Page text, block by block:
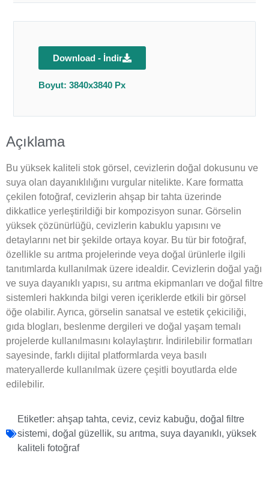
Download - İndir
Boyut: 3840x3840 Px
Açıklama
Bu yüksek kaliteli stok görsel, cevizlerin doğal dokusunu ve
suya olan dayanıklılığını vurgular nitelikte. Kare formatta
çekilen fotoğraf, cevizlerin ahşap bir tahta üzerinde
dikkatlice yerleştirildiği bir kompozisyon sunar. Görselin
yüksek çözünürlüğü, cevizlerin kabuklu yapısını ve
detaylarını net bir şekilde ortaya koyar. Bu tür bir fotoğraf,
özellikle su arıtma projelerinde veya doğal ürünlerle ilgili
tanıtımlarda kullanılmak üzere idealdir. Cevizlerin doğal yağı
ve suya dayanıklı yapısı, su arıtma ekipmanları ve doğal filtre
sistemleri hakkında bilgi veren içeriklerde etkili bir görsel
öğe olabilir. Ayrıca, görselin sanatsal ve estetik çekiciliği,
gıda blogları, beslenme dergileri ve doğal yaşam temalı
projelerde kullanılmasını kolaylaştırır. İndirilebilir formatları
sayesinde, farklı dijital platformlarda veya basılı
materyallerde kullanılmak üzere çeşitli boyutlarda elde
edilebilir.
Etiketler: ahşap tahta, ceviz, ceviz kabuğu, doğal filtre
sistemi, doğal güzellik, su arıtma, suya dayanıklı, yüksek
kaliteli fotoğraf